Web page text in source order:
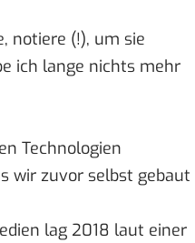
notiere (!), um sie
ich lange nichts mehr
Technologien
wir zuvor selbst gebaut
lag 2018 laut einer